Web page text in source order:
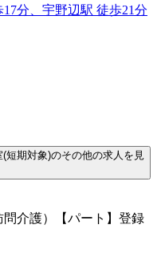
分、宇野辺駅 徒歩21分
期対象)のその他の求人を見
問介護）【パート】登録